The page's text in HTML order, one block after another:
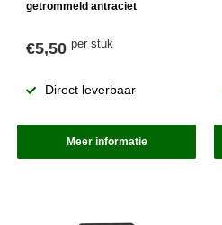
getrommeld antraciet
€5,50 per stuk
Direct leverbaar
Meer informatie